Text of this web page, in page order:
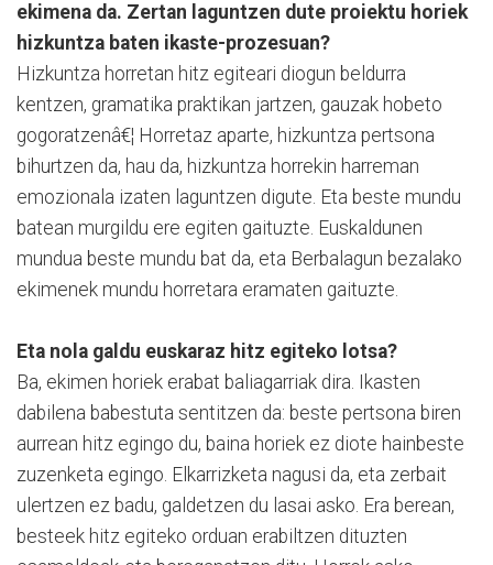
ekimena da. Zertan laguntzen dute proiektu horiek
hizkuntza baten ikaste-prozesuan?
Hizkuntza horretan hitz egiteari diogun beldurra
kentzen, gramatika praktikan jartzen, gauzak hobeto
gogoratzenâ€¦ Horretaz aparte, hizkuntza pertsona
bihurtzen da, hau da, hizkuntza horrekin harreman
emozionala izaten laguntzen digute. Eta beste mundu
batean murgildu ere egiten gaituzte. Euskaldunen
mundua beste mundu bat da, eta Berbalagun bezalako
ekimenek mundu horretara eramaten gaituzte.
Eta nola galdu euskaraz hitz egiteko lotsa?
Ba, ekimen horiek erabat baliagarriak dira. Ikasten
dabilena babestuta sentitzen da: beste pertsona biren
aurrean hitz egingo du, baina horiek ez diote hainbeste
zuzenketa egingo. Elkarrizketa nagusi da, eta zerbait
ulertzen ez badu, galdetzen du lasai asko. Era berean,
besteek hitz egiteko orduan erabiltzen dituzten